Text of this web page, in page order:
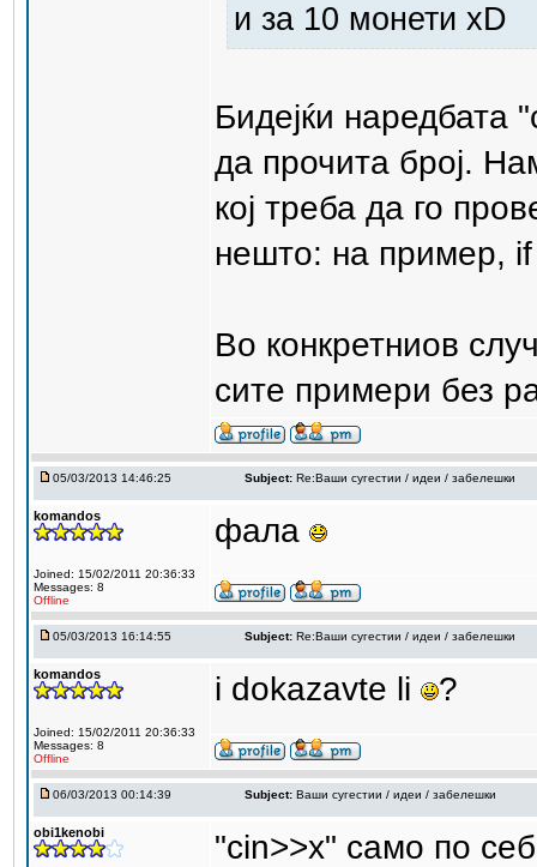
и за 10 монети xD
Бидејќи
да прочита број.
кој треба да го
нешто: на пример,
Во конкретниов
сите примери без
05/03/2013 14:46:25 Subject: Re:Ваши сугестии / идеи / забелешки
komandos
Joined: 15/02/2011 20:36:33
Messages: 8
Offline
фала
05/03/2013 16:14:55 Subject: Re:Ваши сугестии / идеи / забелешки
komandos
Joined: 15/02/2011 20:36:33
Messages: 8
Offline
i dokazavte li ?
06/03/2013 00:14:39 Subject: Ваши сугестии / идеи / забелешки
obi1kenobi
"cin>>x" само по